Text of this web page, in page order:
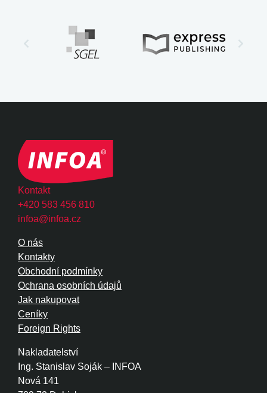
Kontakt
+420 583 456 810
infoa@infoa.cz
Nakladatelství
Ing. Stanislav Soják – INFOA
Nová 141
O nás
Kontakty
Obchodní podmínky
Ochrana osobních údajů
Jak nakupovat
Ceníky
Foreign Rights